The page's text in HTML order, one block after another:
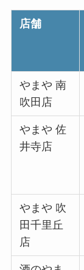
店舗
やまや 南
吹田店
やまや 佐
井寺店
やまや 吹
田千里丘
店